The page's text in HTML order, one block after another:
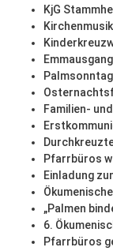
KjG
Emmausgang
Familien-
Pfarrbüros
Einladung
„Palmen
6.
Pfarrbüros